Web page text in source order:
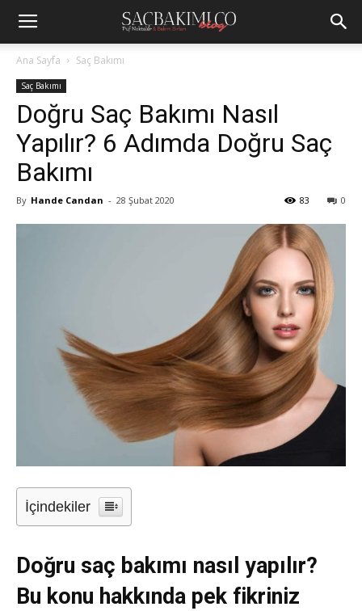
Ana Sayfa Saç Bakımı
Saç Bakımı
Doğru Saç Bakımı Nasıl
Yapılır? 6 Adımda Doğru Saç
Bakımı
By Hande Candan - 28 Şubat 2020 0
83
İçindekiler
Doğru saç bakımı nasıl yapılır?
Bu konu hakkında pek fikriniz